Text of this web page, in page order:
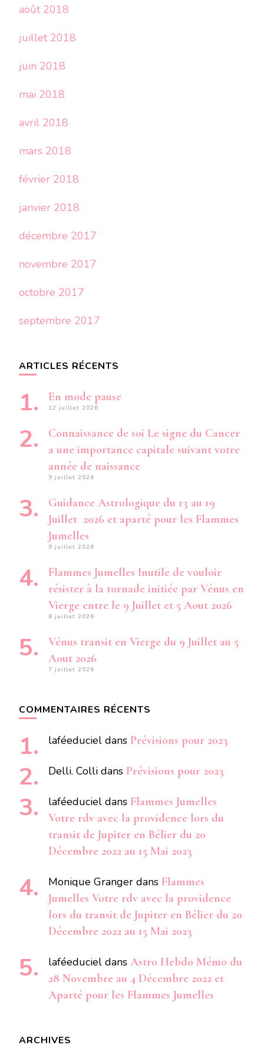
août 2018
juillet 2018
juin 2018
mai 2018
avril 2018
mars 2018
février 2018
janvier 2018
décembre 2017
novembre 2017
octobre 2017
septembre 2017
ARTICLES RÉCENTS
En mode pause
12 juillet 2026
Connaissance de soi Le signe du Cancer
a une importance capitale suivant votre
année de naissance
9 juillet 2026
Guidance Astrologique du 13 au 19
Juillet 2026 et aparté pour les Flammes
Jumelles
9 juillet 2026
Flammes Jumelles Inutile de vouloir
résister à la tornade initiée par Vénus en
Vierge entre le 9 Juillet et 5 Aout 2026
8 juillet 2026
Vénus transit en Vierge du 9 Juillet au 5
Aout 2026
7 juillet 2026
COMMENTAIRES RÉCENTS
laféeduciel dans Prévisions pour 2023
Delli. Colli dans Prévisions pour 2023
laféeduciel dans Flammes Jumelles
Votre rdv avec la providence lors du
transit de Jupiter en Bélier du 20
Décembre 2022 au 15 Mai 2023
Monique Granger dans Flammes
Jumelles Votre rdv avec la providence
lors du transit de Jupiter en Bélier du 20
Décembre 2022 au 15 Mai 2023
laféeduciel dans Astro Hebdo Mémo du
28 Novembre au 4 Décembre 2022 et
Aparté pour les Flammes Jumelles
ARCHIVES